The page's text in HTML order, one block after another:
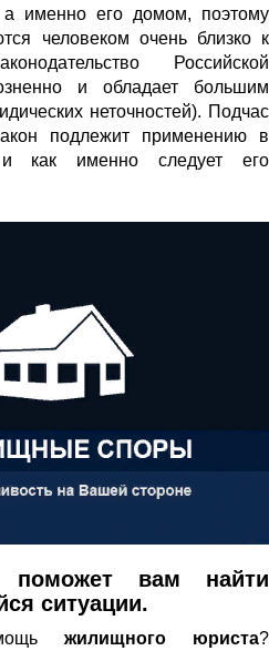
а именно его домом, поэтому
человеком очень близко к
Российской
и обладает большим
неточностей). Подчас
подлежит применению в
и как именно следует его
вам найти
ситуации.
жилищного юриста?